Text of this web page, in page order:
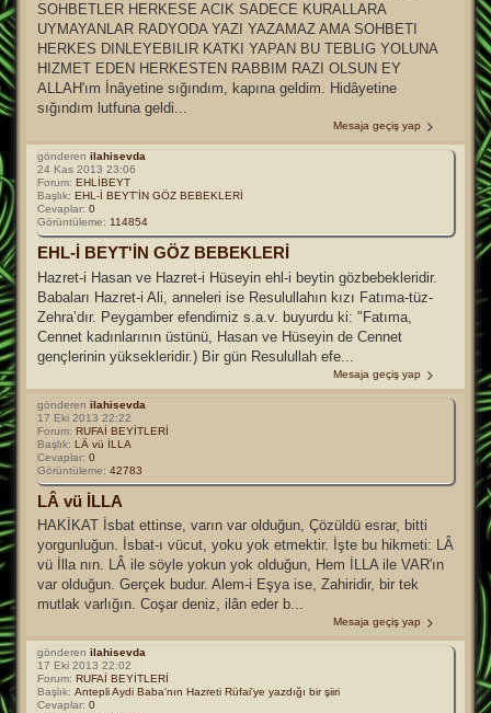
SOHBETLER HERKESE ACIK SADECE KURALLARA
UYMAYANLAR RADYODA YAZI YAZAMAZ AMA SOHBETI
HERKES DINLEYEBILIR KATKI YAPAN BU TEBLIG YOLUNA
HIZMET EDEN HERKESTEN RABBIM RAZI OLSUN EY
ALLAH'ım İnâyetine sığındım, kapına geldim. Hidâyetine
sığındım lutfuna geldi...
Mesaja geçiş yap
gönderen ilahisevda
24 Kas 2013 23:06
Forum: EHLİBEYT
Başlık: EHL-İ BEYT'İN GÖZ BEBEKLERİ
Cevaplar: 0
Görüntüleme: 114854
EHL-İ BEYT'İN GÖZ BEBEKLERİ
Hazret-i Hasan ve Hazret-i Hüseyin ehl-i beytin gözbebekleridir.
Babaları Hazret-i Ali, anneleri ise Resulullahın kızı Fatıma-tüz-
Zehra’dır. Peygamber efendimiz s.a.v. buyurdu ki: "Fatıma,
Cennet kadınlarının üstünü, Hasan ve Hüseyin de Cennet
gençlerinin yüksekleridir.) Bir gün Resulullah efe...
Mesaja geçiş yap
gönderen ilahisevda
17 Eki 2013 22:22
Forum: RUFAİ BEYİTLERİ
Başlık: LÂ vü İLLA
Cevaplar: 0
Görüntüleme: 42783
LÂ vü İLLA
HAKİKAT İsbat ettinse, varın var olduğun, Çözüldü esrar, bitti
yorgunluğun. İsbat-ı vücut, yoku yok etmektir. İşte bu hikmeti: LÂ
vü İlla nın. LÂ ile söyle yokun yok olduğun, Hem İLLA ile VAR'ın
var olduğun. Gerçek budur. Alem-i Eşya ise, Zahiridir, bir tek
mutlak varlığın. Coşar deniz, ilân eder b...
Mesaja geçiş yap
gönderen ilahisevda
17 Eki 2013 22:02
Forum: RUFAİ BEYİTLERİ
Başlık: Antepli Aydi Baba'nın Hazreti Rüfai'ye yazdığı bir şiiri
Cevaplar: 0